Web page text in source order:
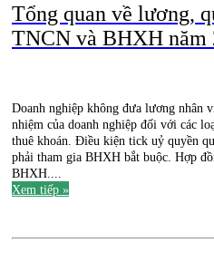
Tổng quan về lương,
TNCN và BHXH năm
Doanh nghiệp không đưa lương nhân
nhiệm của doanh nghiệp đối với các
thuê khoán. Điều kiện tick uỷ quyền
phải tham gia BHXH bắt buộc. Hợp
BHXH....
Xem tiếp »